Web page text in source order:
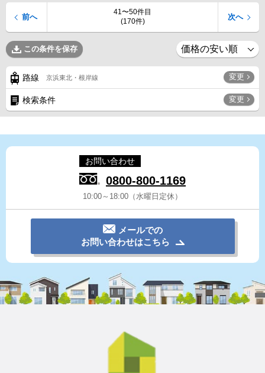
41〜50件目
(170件)
前へ 次へ
この条件を保存
路線 京浜東北・根岸線 変更
検索条件 変更
お問い合わせ
0800-800-1169
10:00～18:00（水曜日定休）
メールでの
お問い合わせはこちら